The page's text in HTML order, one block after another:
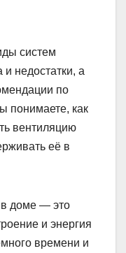
систем
недостатки, а
по
понимаете, как
вентиляцию
её в
в доме — это
и энергия
времени и